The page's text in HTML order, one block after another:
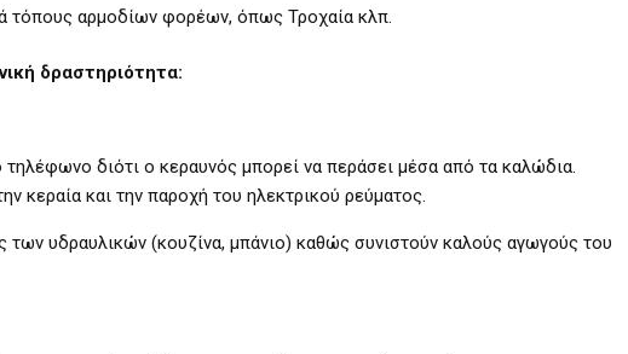
τόπους αρμοδίων φορέων, όπως Τροχαία κλπ.
δραστηριότητα:
διότι ο κεραυνός μπορεί να περάσει μέσα από τα καλώδια.
κεραία και την παροχή του ηλεκτρικού ρεύματος.
υδραυλικών (κουζίνα, μπάνιο) καθώς συνιστούν καλούς αγωγούς του